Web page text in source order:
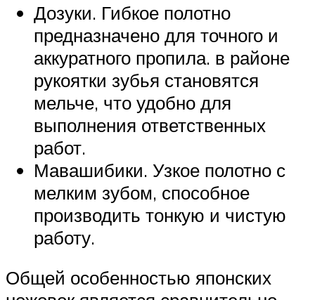
Дозуки. Гибкое полотно
предназначено для точного и
аккуратного пропила. в районе
рукоятки зубья становятся
мельче, что удобно для
выполнения ответственных
работ.
Мавашибики. Узкое полотно с
мелким зубом, способное
производить тонкую и чистую
работу.
Общей особенностью японских